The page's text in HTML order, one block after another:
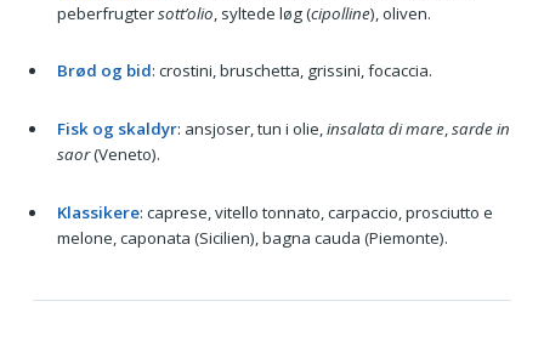
peberfrugtersott’olio, syltede løg (cipolline), oliven.
Brød og bid: crostini, bruschetta, grissini, focaccia.
Fisk og skaldyr: ansjoser, tun i olie,insalata di mare,sarde in
saor(Veneto).
Klassikere: caprese, vitello tonnato, carpaccio, prosciutto e
melone, caponata (Sicilien), bagna cauda (Piemonte).